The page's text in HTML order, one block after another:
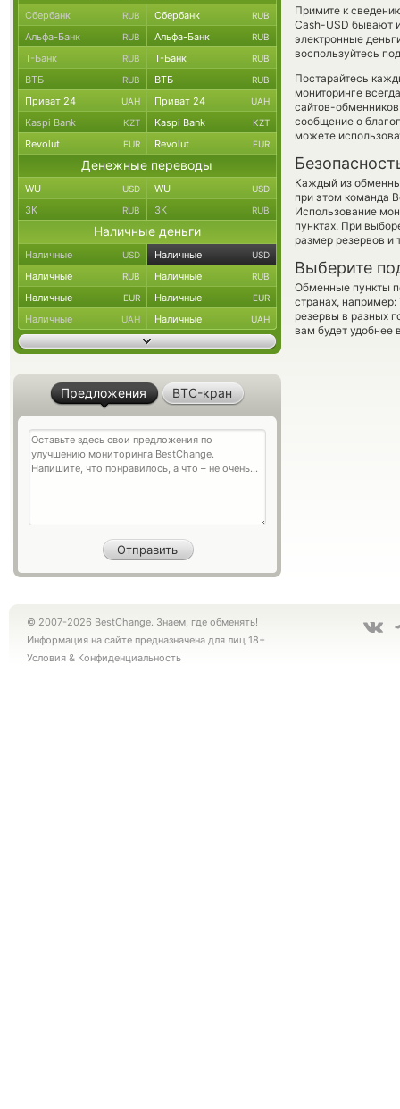
Примите к
Cash-USD бывают
электронные
воспользуйтесь
Постарайтесь
мониторинге
сайтов-
сообщение о
можете
Каждый из
при этом команда
Использование
пунктах. При
размер резервов и
Выберите
Обменные пункты
странах, например:
резервы в разных
вам будет удобнее
Сбербанк RUB Сбербанк RUB
Альфа-Банк RUB Альфа-Банк RUB
Т-Банк RUB Т-Банк RUB
ВТБ RUB ВТБ RUB
Приват 24 UAH Приват 24 UAH
Kaspi Bank KZT Kaspi Bank KZT
Revolut EUR Revolut EUR
Денежные переводы
WU USD WU USD
ЗК RUB ЗК RUB
Наличные деньги
Наличные USD Наличные USD
Наличные RUB Наличные RUB
Наличные EUR Наличные EUR
Наличные UAH Наличные UAH
Предложения BTC-кран
© 2007-2026 BestChange. Знаем, где обменять!
Информация на сайте предназначена для лиц 18+
Условия & Конфиденциальность